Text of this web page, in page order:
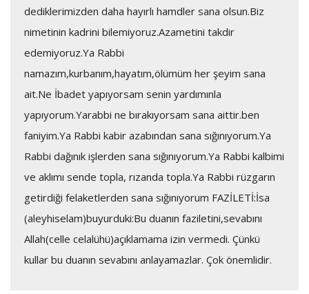
dediklerimizden daha hayırlı hamdler sana olsun.Biz
nimetinin kadrini bilemiyoruz.Azametini takdir
edemiyoruz.Ya Rabbi
namazım,kurbanım,hayatım,ölümüm her şeyim sana
ait.Ne İbadet yapıyorsam senin yardımınla
yapıyorum.Yarabbi ne bırakıyorsam sana aittir.ben
faniyim.Ya Rabbi kabir azabından sana sığınıyorum.Ya
Rabbi dağınık işlerden sana sığınıyorum.Ya Rabbi kalbimi
ve aklımı sende topla, rızanda topla.Ya Rabbi rüzgarın
getirdiği felaketlerden sana sığınıyorum FAZİLETİ:İsa
(aleyhiselam)buyurduki:Bu duanın faziletini,sevabını
Allah(celle celalühü)açıklamama izin vermedi. Çünkü
kullar bu duanın sevabını anlayamazlar. Çok önemlidir.